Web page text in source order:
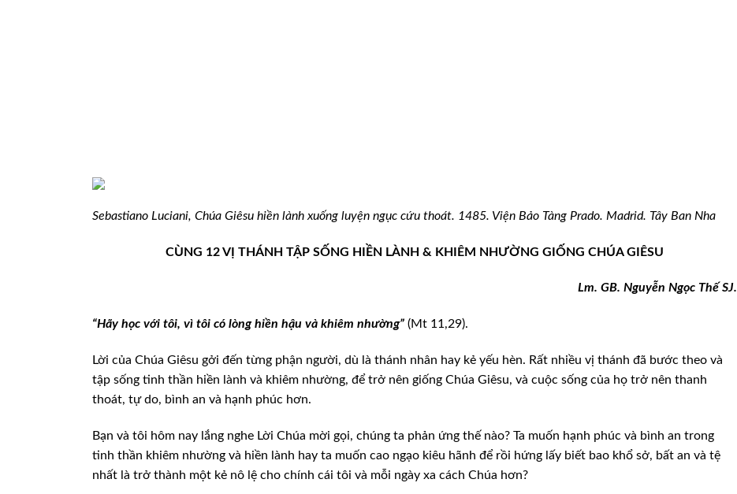
Sebastiano Luciani, Chúa Giêsu hiền lành xuống luyện ngục cứu thoát. 1485. Viện Bảo Tàng Prado. Madrid. Tây Ban Nha
CÙNG 12 VỊ THÁNH TẬP SỐNG HIỀN LÀNH & KHIÊM NHƯỜNG GIỐNG CHÚA GIÊSU
Lm. GB. Nguyễn Ngọc Thế SJ.
“Hãy học với tôi, vì tôi có lòng hiền hậu và khiêm nhường” (Mt 11,29).
Lời của Chúa Giêsu gởi đến từng phận người, dù là thánh nhân hay kẻ yếu hèn. Rất nhiều vị thánh đã bước theo và
tập sống tinh thần hiền lành và khiêm nhường, để trở nên giống Chúa Giêsu, và cuộc sống của họ trở nên thanh
thoát, tự do, bình an và hạnh phúc hơn.
Bạn và tôi hôm nay lắng nghe Lời Chúa mời gọi, chúng ta phản ứng thế nào? Ta muốn hạnh phúc và bình an trong
tinh thần khiêm nhường và hiền lành hay ta muốn cao ngạo kiêu hãnh để rồi hứng lấy biết bao khổ sở, bất an và tệ
nhất là trở thành một kẻ nô lệ cho chính cái tôi và mỗi ngày xa cách Chúa hơn?